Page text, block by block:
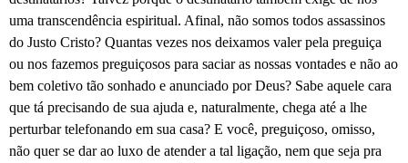
uma transcendência espiritual. Afinal, não somos todos assassinos
do Justo Cristo? Quantas vezes nos deixamos valer pela preguiça
ou nos fazemos preguiçosos para saciar as nossas vontades e não ao
bem coletivo tão sonhado e anunciado por Deus? Sabe aquele cara
que tá precisando de sua ajuda e, naturalmente, chega até a lhe
perturbar telefonando em sua casa? E você, preguiçoso, omisso,
não quer se dar ao luxo de atender a tal ligação, nem que seja pra